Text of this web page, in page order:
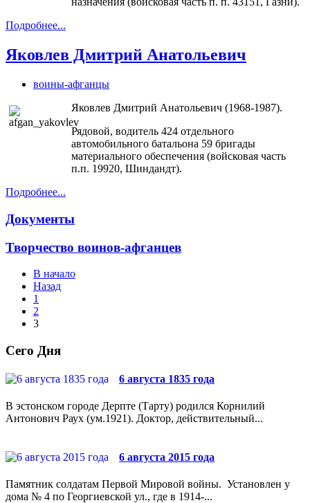
Подробнее...
Яковлев Дмитрий Анатольевич
воины-афганцы
Яковлев Дмитрий Анатольевич (1968-1987).
Рядовой, водитель 424 отдельного
автомобильного батальона 59 бригады
материального обеспечения (войсковая часть
п.п. 19920, Шиндандт).
Подробнее...
Документы
Творчество воинов-афганцев
В начало
Назад
1
2
3
Сего Дня
6 августа 1835 года
В эстонском городе Дерпте (Тарту) родился Корнилий
Антонович Раух (ум.1921). Доктор, действительный...
6 августа 2015 года
Памятник солдатам Первой Мировой войны. Установлен у
дома № 4 по Георгиевской ул., где в 1914-...